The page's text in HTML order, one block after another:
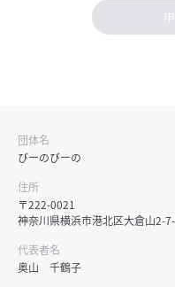
団体名
びーのびーの
住所
〒222-0021
神奈川県横浜市港北区大倉山2-
代表者名
奥山 千鶴子